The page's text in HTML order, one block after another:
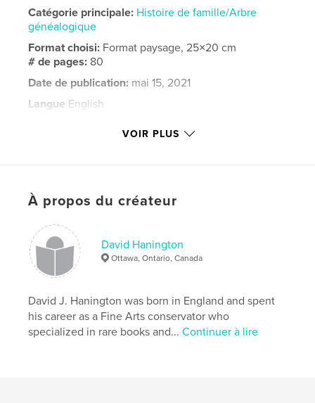
Catégorie principale: Histoire de famille/Arbre
généalogique
Format choisi: Format paysage, 25×20 cm
# de pages: 80
Date de publication: mai 15, 2021
Langue English
VOIR PLUS
À propos du créateur
David Hanington
Ottawa, Ontario, Canada
David J. Hanington was born in England and spent
his career as a Fine Arts conservator who
specialized in rare books and...Continuer à lire